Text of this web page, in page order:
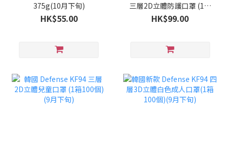
375g(10月下旬)
HK$55.00
三層2D立體防護口罩 (1套
100個)(9月下旬)
HK$99.00